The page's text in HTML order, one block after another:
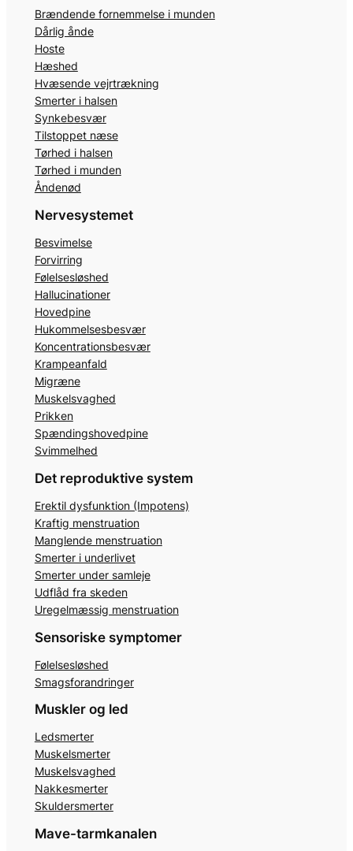
Brændende fornemmelse i munden
Dårlig ånde
Hoste
Hæshed
Hvæsende vejrtrækning
Smerter i halsen
Synkebesvær
Tilstoppet næse
Tørhed i halsen
Tørhed i munden
Åndenød
Nervesystemet
Besvimelse
Forvirring
Følelsesløshed
Hallucinationer
Hovedpine
Hukommelsesbesvær
Koncentrationsbesvær
Krampeanfald
Migræne
Muskelsvaghed
Prikken
Spændingshovedpine
Svimmelhed
Det reproduktive system
Erektil dysfunktion (Impotens)
Kraftig menstruation
Manglende menstruation
Smerter i underlivet
Smerter under samleje
Udflåd fra skeden
Uregelmæssig menstruation
Sensoriske symptomer
Følelsesløshed
Smagsforandringer
Muskler og led
Ledsmerter
Muskelsmerter
Muskelsvaghed
Nakkesmerter
Skuldersmerter
Mave-tarmkanalen